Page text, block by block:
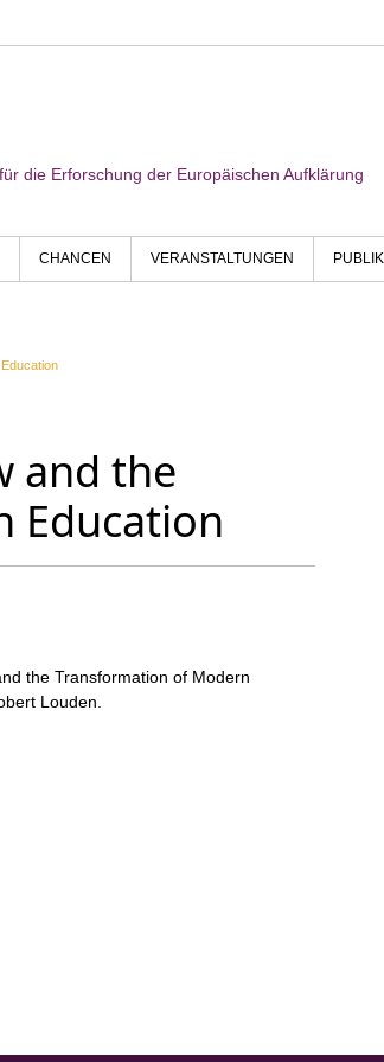
die Erforschung der Europäischen Aufklärung
CHANCEN VERANSTALTUNGEN
and the
Education
the Transformation of Modern
Louden.